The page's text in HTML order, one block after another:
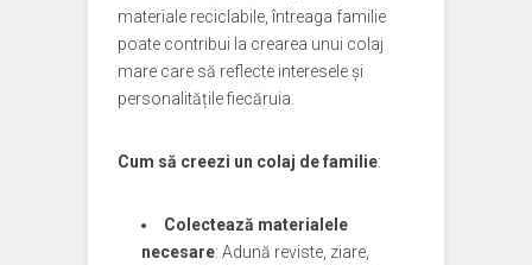
materiale reciclabile, întreaga familie
poate contribui la crearea unui colaj
mare care să reflecte interesele și
personalitățile fiecăruia.
Cum să creezi un colaj de familie:
Colectează materialele
necesare: Adună reviste, ziare,